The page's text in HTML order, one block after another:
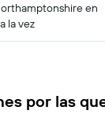
en
la vez
por las